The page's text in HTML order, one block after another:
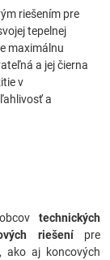
riešením pre
tepelnej
maximálnu
a jej čierna
v
a
technických
riešenípre
ako aj koncových